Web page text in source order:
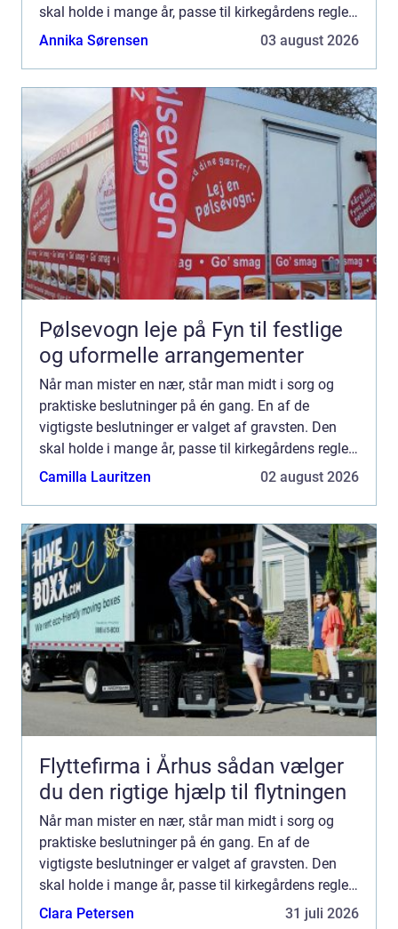
skal holde i mange år, passe til kirkegårdens regler
og samtidig afspejle den person, der er gået bort.
Annika Sørensen 03 august 2026
Pølsevogn leje på Fyn til festlige
og uformelle arrangementer
Når man mister en nær, står man midt i sorg og
praktiske beslutninger på én gang. En af de
vigtigste beslutninger er valget af gravsten. Den
skal holde i mange år, passe til kirkegårdens regler
og samtidig afspejle den person, der er gået bort.
Camilla Lauritzen 02 august 2026
Flyttefirma i Århus sådan vælger
du den rigtige hjælp til flytningen
Når man mister en nær, står man midt i sorg og
praktiske beslutninger på én gang. En af de
vigtigste beslutninger er valget af gravsten. Den
skal holde i mange år, passe til kirkegårdens regler
og samtidig afspejle den person, der er gået bort.
Clara Petersen 31 juli 2026